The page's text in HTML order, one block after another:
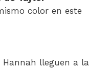
color en este
Hannah lleguen a la